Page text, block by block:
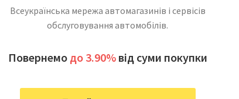
Всеукраїнська мережа автомагазинів і сервісів
обслуговування автомобілів.
Повернемо до 3.90% від суми покупки